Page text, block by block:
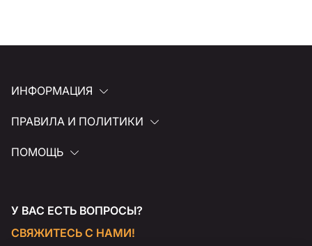
ИНФОРМАЦИЯ
ПРАВИЛА И ПОЛИТИКИ
ПОМОЩЬ
У ВАС ЕСТЬ ВОПРОСЫ?
СВЯЖИТЕСЬ С НАМИ!